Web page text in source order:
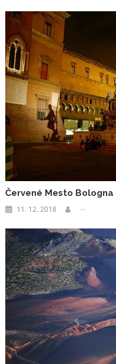
Červené Mesto Bologna
11. 12. 2018